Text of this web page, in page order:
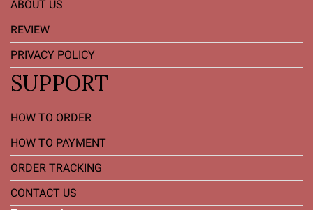
ABOUT US
REVIEW
PRIVACY POLICY
SUPPORT
HOW TO ORDER
HOW TO PAYMENT
ORDER TRACKING
CONTACT US